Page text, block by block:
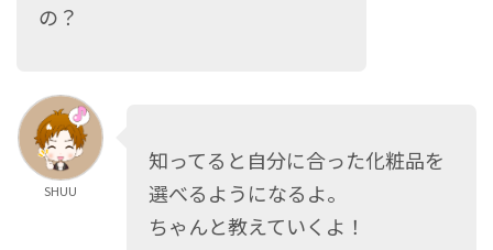
の？
SHUU
知ってると自分に合った化粧品を
選べるようになるよ。
ちゃんと教えていくよ！